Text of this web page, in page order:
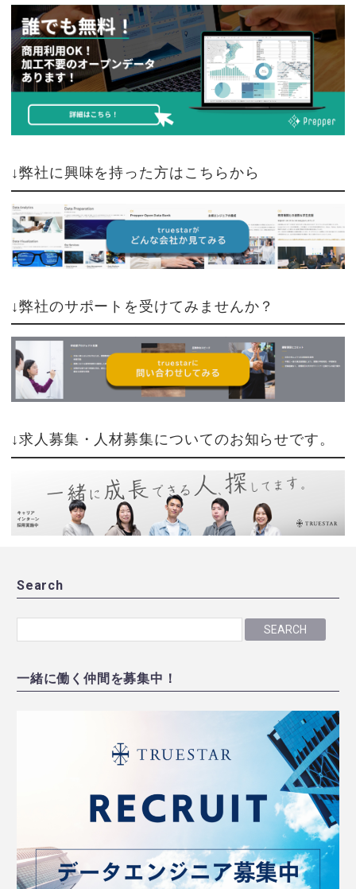
↓弊社に興味を持った方はこちらから
↓弊社のサポートを受けてみませんか？
↓求人募集・人材募集についてのお知らせです。
Search
SEARCH
一緒に働く仲間を募集中！